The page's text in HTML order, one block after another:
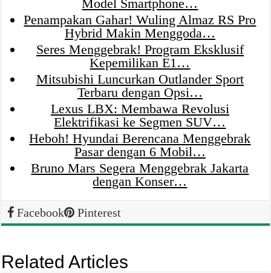
Model Smartphone…
Penampakan Gahar! Wuling Almaz RS Pro
Hybrid Makin Menggoda…
Seres Menggebrak! Program Eksklusif
Kepemilikan E1…
Mitsubishi Luncurkan Outlander Sport
Terbaru dengan Opsi…
Lexus LBX: Membawa Revolusi
Elektrifikasi ke Segmen SUV…
Heboh! Hyundai Berencana Menggebrak
Pasar dengan 6 Mobil…
Bruno Mars Segera Menggebrak Jakarta
dengan Konser…
Facebook Pinterest
Related Articles